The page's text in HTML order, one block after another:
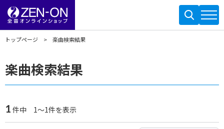
トップページ 楽曲検索結果
楽曲検索結果
1 件中 1～1件を表示